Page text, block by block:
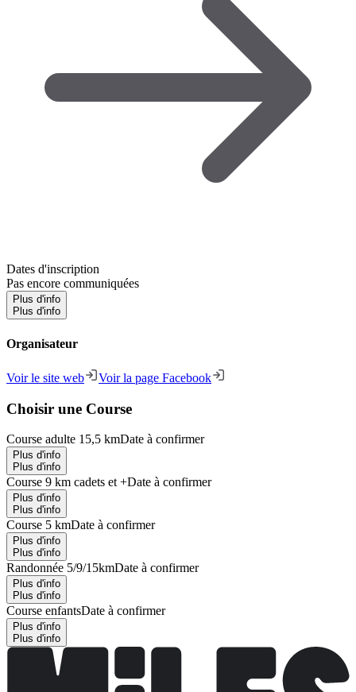
Dates d'inscription
Pas encore communiquées
Plus d'info
Plus d'info
Organisateur
Voir le site web Voir la page Facebook
Choisir une Course
Course adulte 15,5 kmDate à confirmer
Plus d'info
Plus d'info
Course 9 km cadets et +Date à confirmer
Plus d'info
Plus d'info
Course 5 kmDate à confirmer
Plus d'info
Plus d'info
Randonnée 5/9/15kmDate à confirmer
Plus d'info
Plus d'info
Course enfantsDate à confirmer
Plus d'info
Plus d'info